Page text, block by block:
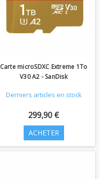
Carte microSDXC Extreme 1To
V30 A2 - SanDisk
Derniers articles en stock
299,90 €
ACHETER